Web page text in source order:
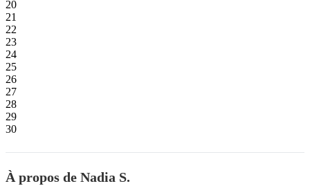
20
21
22
23
24
25
26
27
28
29
30
À propos de Nadia S.